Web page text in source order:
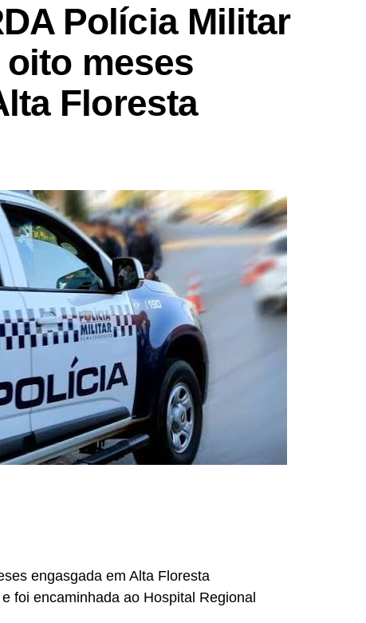
Polícia Militar
meses
Floresta
engasgada em Alta Floresta
foi encaminhada ao Hospital Regional